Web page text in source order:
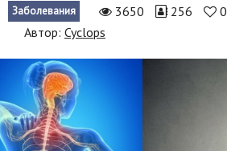
Экономика
Происшествия
Hi-Tech. Интернет
Россия
Наука и техника
Заболевания 3650 256 0
Автор: Cyclops